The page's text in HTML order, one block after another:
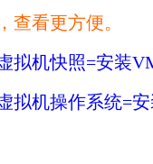
查看更方便。
拟机快照=安装
拟机操作系统=